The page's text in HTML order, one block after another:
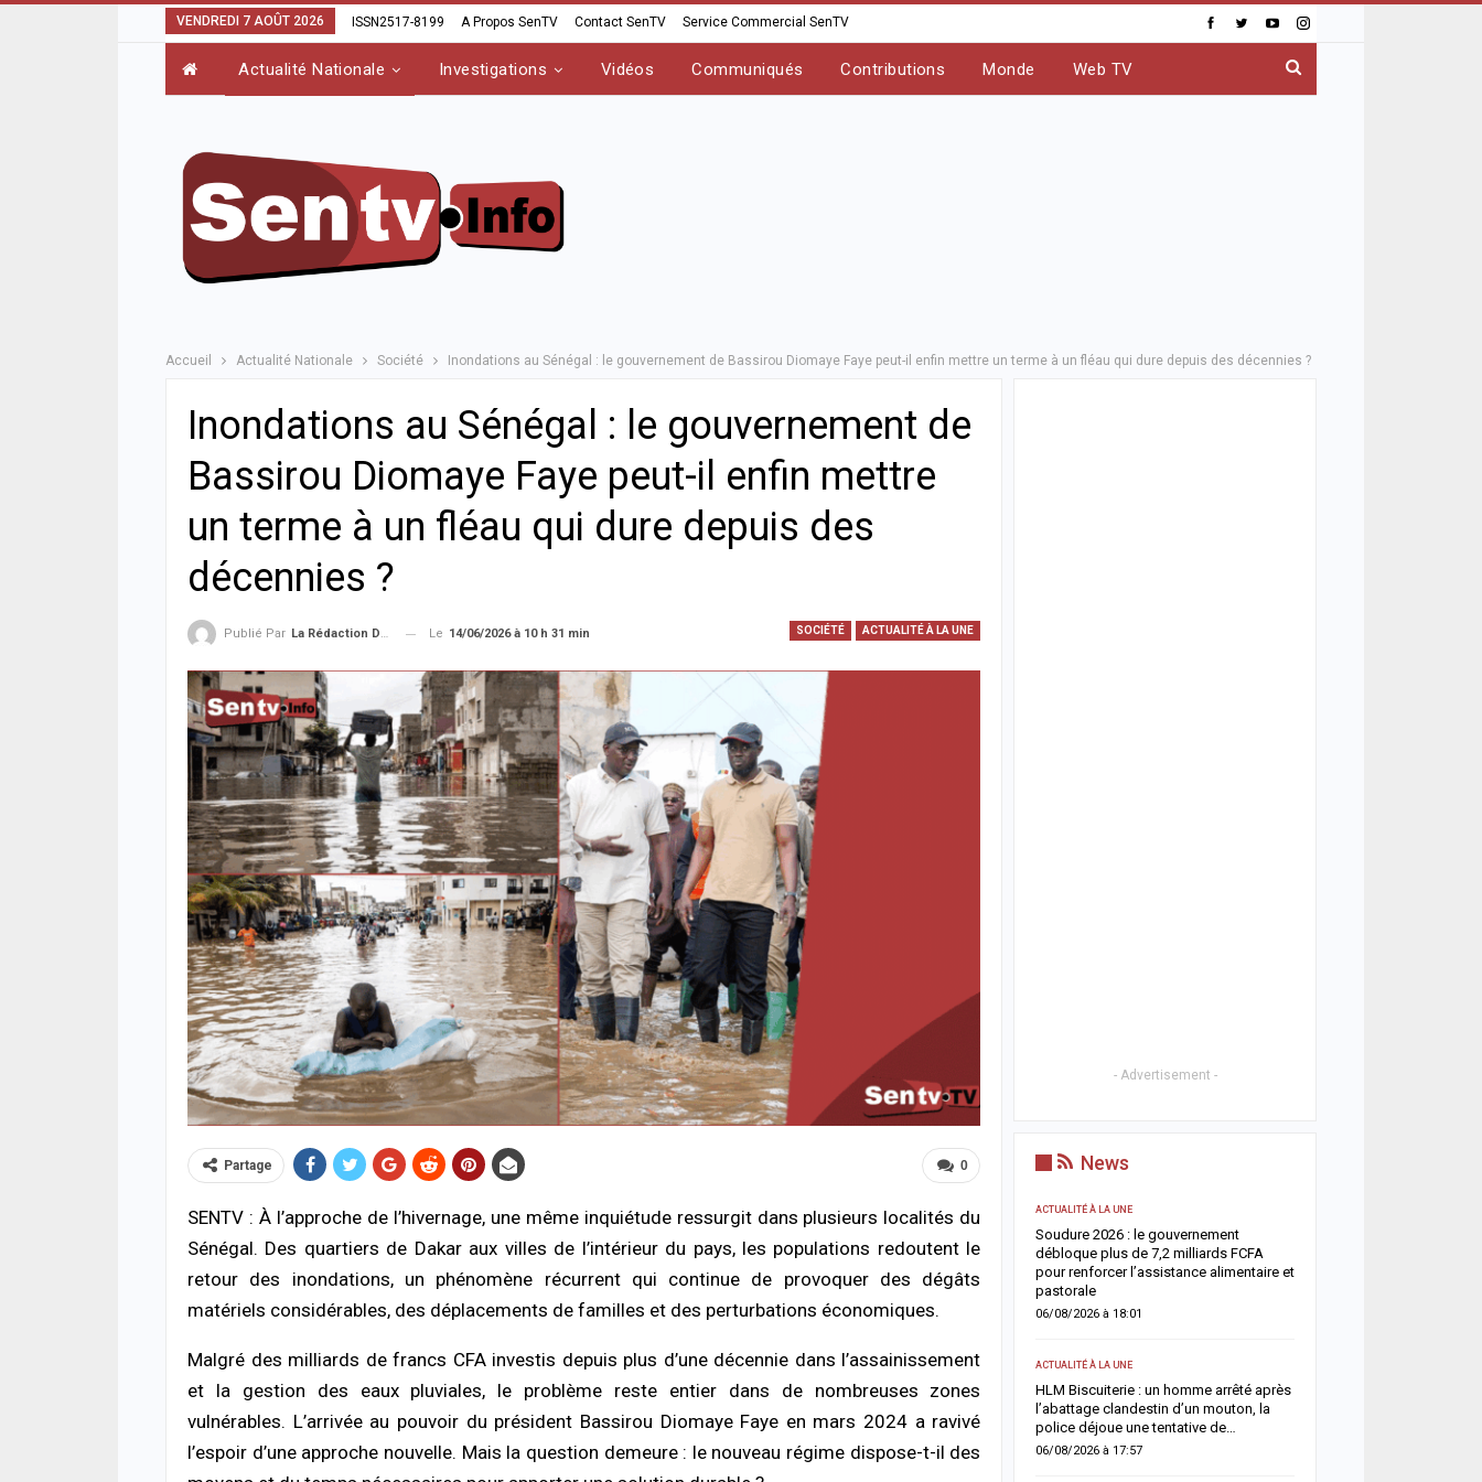
VENDREDI 7 AOÛT 2026 ISSN2517-8199 A Propos SenTV Contact SenTV Service Commercial SenTV
Actualité Nationale Investigations Vidéos Communiqués Contributions Monde Web TV
Accueil Actualité Nationale Société Inondations au Sénégal : le gouvernement de Bassirou Diomaye Faye peut-il enfin mettre un terme à un fléau qui dure depuis des décennies ?
Inondations au Sénégal : le gouvernement de
Bassirou Diomaye Faye peut-il enfin mettre
un terme à un fléau qui dure depuis des
décennies ?
SOCIÉTÉ ACTUALITÉ À LA UNE
Publié Par La Rédaction De La SenTV.info Le 14/06/2026 à 10 h 31 min
0
Partage
SENTV : À l’approche de l’hivernage, une même inquiétude ressurgit dans plusieurs localités du
Sénégal. Des quartiers de Dakar aux villes de l’intérieur du pays, les populations redoutent le
retour des inondations, un phénomène récurrent qui continue de provoquer des dégâts
matériels considérables, des déplacements de familles et des perturbations économiques.
Malgré des milliards de francs CFA investis depuis plus d’une décennie dans l’assainissement
et la gestion des eaux pluviales, le problème reste entier dans de nombreuses zones
vulnérables. L’arrivée au pouvoir du président Bassirou Diomaye Faye en mars 2024 a ravivé
l’espoir d’une approche nouvelle. Mais la question demeure : le nouveau régime dispose-t-il des
- Advertisement -
News
ACTUALITÉ À LA UNE
ministère de la Justice réforme les
méthodes de fouille
Vacances au Sénégal : la recrudescence
des noyades en mer relance l’appel à la
05/08/2026 à 13:11
ACTUALITÉ À LA UNE
extraordinaire décisive s’ouvre avec six
commissions d’enquête parlementaires
Justice : Dar Al Istiqaamah plaide pour
une réforme du Code de la famille et un
07/08/2026 à 03:01
ACTUALITÉ À LA UNE
Soudure 2026 : le gouvernement
débloque plus de 7,2 milliards FCFA
pour renforcer l’assistance alimentaire et
pastorale
06/08/2026 à 18:01
ACTUALITÉ À LA UNE
HLM Biscuiterie : un homme arrêté après
l’abattage clandestin d’un mouton, la
police déjoue une tentative de…
06/08/2026 à 17:57